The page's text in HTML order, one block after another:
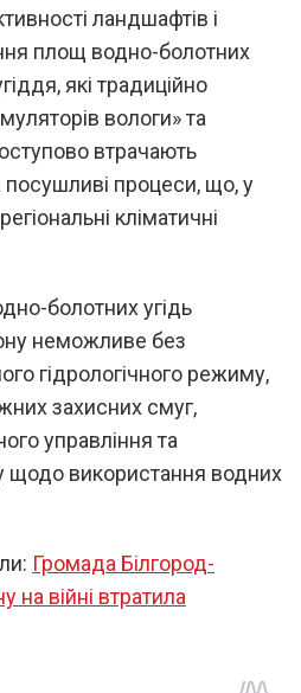
ландшафтів і
площ водно-болотних
які традиційно
вологи» та
втрачають
посушливі процеси, що, у
кліматичні
болотних угідь
неможливе без
гідрологічного режиму,
захисних смуг,
управління та
щодо використання водних
Громада Білгород-
на війні втратила